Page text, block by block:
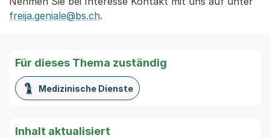
freija.geniale@bs.ch.
Für dieses Thema zuständig
Medizinische Dienste
Inhalt aktualisiert